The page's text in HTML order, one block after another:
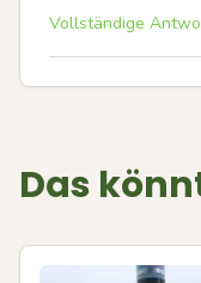
Vollständige
Das